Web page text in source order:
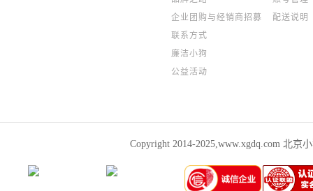
企业团购与经销商招募
联系方式
廉洁小狗
公益活动
配送说明
Copyright 2014-2025,www.xgdq.com 北京